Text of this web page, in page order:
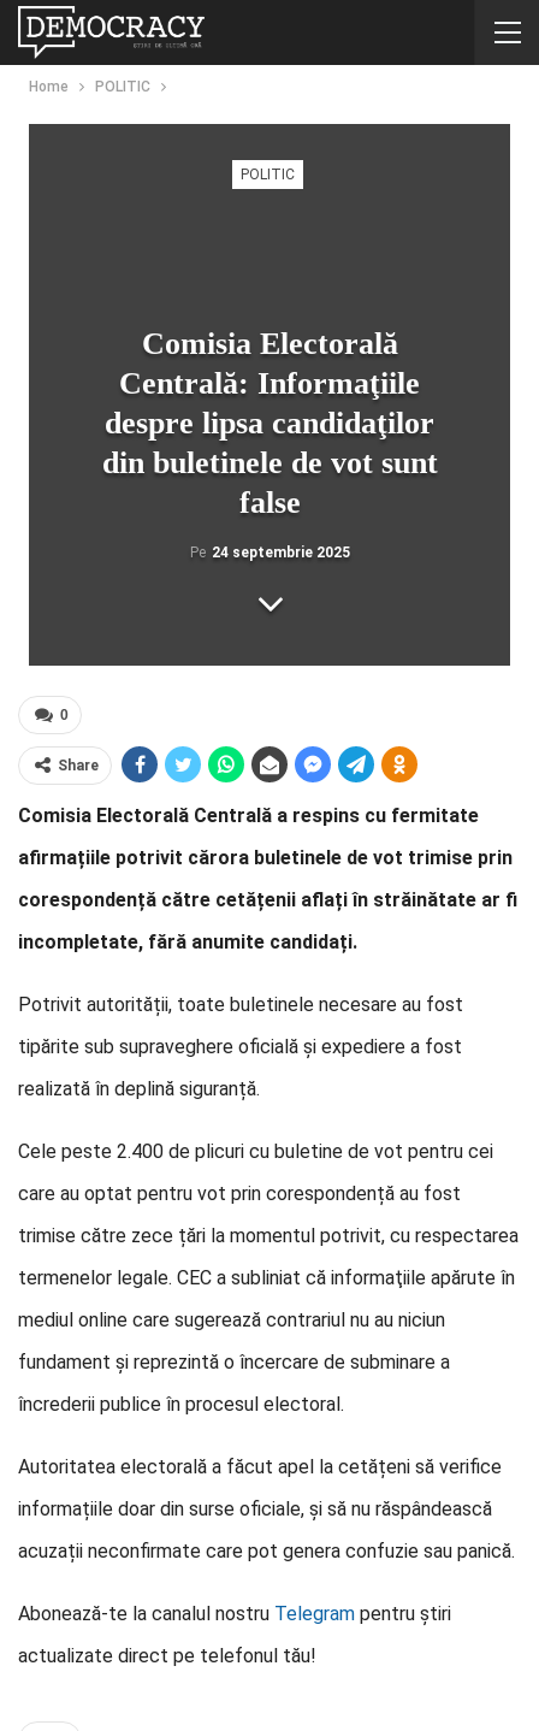
Home POLITIC
POLITIC
Comisia Electorală
Centrală: Informaţiile
despre lipsa candidaţilor
din buletinele de vot sunt
false
Pe 24 septembrie 2025
0
Share
Comisia Electorală Centrală a respins cu fermitate
afirmațiile potrivit cărora buletinele de vot trimise prin
corespondență către cetățenii aflați în străinătate ar fi
incompletate, fără anumite candidați.
Potrivit autorității, toate buletinele necesare au fost
tipărite sub supraveghere oficială și expediere a fost
realizată în deplină siguranță.
Cele peste 2.400 de plicuri cu buletine de vot pentru cei
care au optat pentru vot prin corespondență au fost
trimise către zece țări la momentul potrivit, cu respectarea
termenelor legale. CEC a subliniat că informaţiile apărute în
mediul online care sugerează contrariul nu au niciun
fundament și reprezintă o încercare de subminare a
încrederii publice în procesul electoral.
Autoritatea electorală a făcut apel la cetățeni să verifice
informațiile doar din surse oficiale, și să nu răspândească
acuzații neconfirmate care pot genera confuzie sau panică.
Abonează-te la canalul nostru Telegram pentru știri
actualizate direct pe telefonul tău!